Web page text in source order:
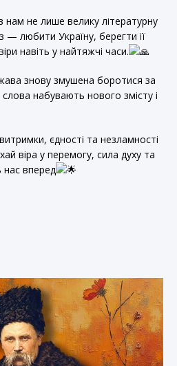
не лише велику літературну
— любити Україну, берегти її
навіть у найтяжчі часи.
знову змушена боротися за
набувають нового змісту і
єдності та незламності
віра у перемогу, сила духу та
нас вперед